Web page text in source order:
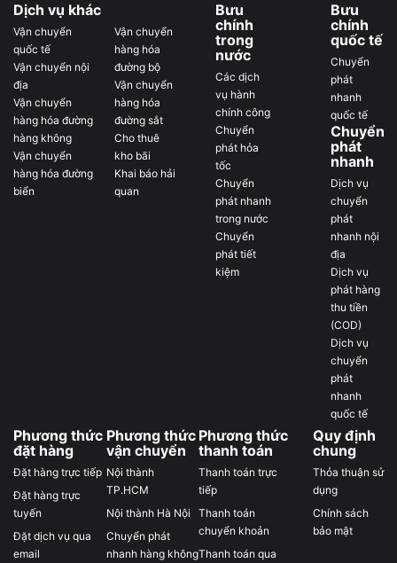
Dịch vụ khác
Vận chuyển
quốc tế
Vận chuyển nội
địa
Vận chuyển
hàng hóa đường
hàng không
Vận chuyển
hàng hóa đường
biển
Vận chuyển
hàng hóa
đường bộ
Vận chuyển
hàng hóa
đường sắt
Cho thuê
kho bãi
Khai báo hải
quan
Bưu
chính
trong
nước
Các dịch
vụ hành
chính công
Chuyển
phát hỏa
tốc
Chuyển
phát nhanh
trong nước
Chuyển
phát tiết
kiệm
Bưu
chính
quốc tế
Chuyển
phát
nhanh
quốc tế
Chuyển
phát
nhanh
Dịch vụ
chuyển
phát
nhanh nội
địa
Dịch vụ
phát hàng
thu tiền
(COD)
Dịch vụ
chuyển
phát
nhanh
quốc tế
Phương thức
đặt hàng
Đặt hàng trực tiếp
Đặt hàng trực
tuyến
Đặt dịch vụ qua
email
Phương thức
vận chuyển
Nội thành
TP.HCM
Nội thành Hà Nội
Chuyển phát
nhanh hàng không
Phương thức
thanh toán
Thanh toán trực
tiếp
Thanh toán
chuyển khoản
Thanh toán qua
Quy định
chung
Thỏa thuận sử
dụng
Chính sách
bảo mật